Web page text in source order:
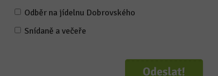
Odběr na jídelnu Dobrovského
Snídaně a večeře